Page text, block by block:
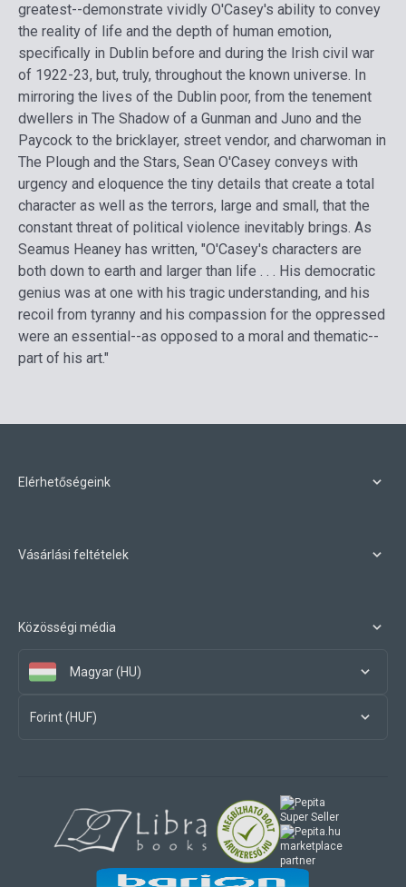
greatest--demonstrate vividly O'Casey's ability to convey
the reality of life and the depth of human emotion,
specifically in Dublin before and during the Irish civil war
of 1922-23, but, truly, throughout the known universe. In
mirroring the lives of the Dublin poor, from the tenement
dwellers in The Shadow of a Gunman and Juno and the
Paycock to the bricklayer, street vendor, and charwoman in
The Plough and the Stars, Sean O'Casey conveys with
urgency and eloquence the tiny details that create a total
character as well as the terrors, large and small, that the
constant threat of political violence inevitably brings. As
Seamus Heaney has written, "O'Casey's characters are
both down to earth and larger than life . . . His democratic
genius was at one with his tragic understanding, and his
recoil from tyranny and his compassion for the oppressed
were an essential--as opposed to a moral and thematic--
part of his art."
Elérhetőségeink
Vásárlási feltételek
Közösségi média
Magyar (HU)
Forint (HUF)
marketplace
partner